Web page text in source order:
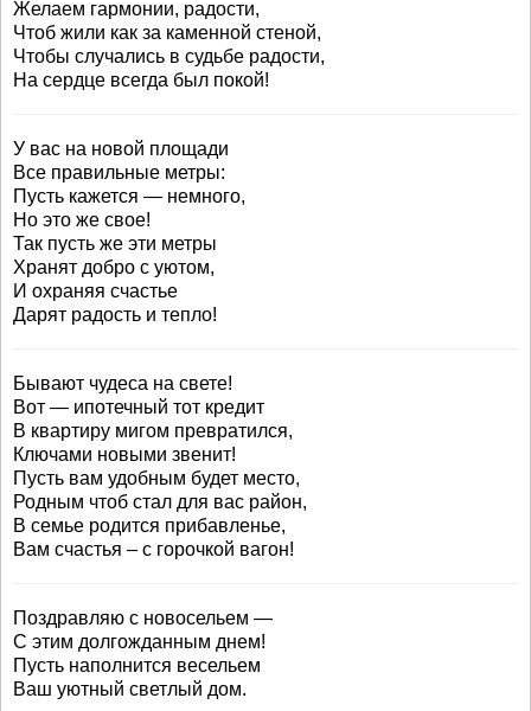
Желаем гармонии, радости,
Чтоб жили как за каменной стеной,
Чтобы случались в судьбе радости,
На сердце всегда был покой!
У вас на новой площади
Все правильные метры:
Пусть кажется — немного,
Но это же свое!
Так пусть же эти метры
Хранят добро с уютом,
И охраняя счастье
Дарят радость и тепло!
Бывают чудеса на свете!
Вот — ипотечный тот кредит
В квартиру мигом превратился,
Ключами новыми звенит!
Пусть вам удобным будет место,
Родным чтоб стал для вас район,
В семье родится прибавленье,
Вам счастья – с горочкой вагон!
Поздравляю с новосельем —
С этим долгожданным днем!
Пусть наполнится весельем
Ваш уютный светлый дом.